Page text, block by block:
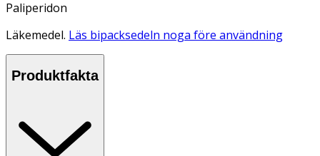
Paliperidon
Läkemedel. Läs bipacksedeln noga före användning
Produktfakta